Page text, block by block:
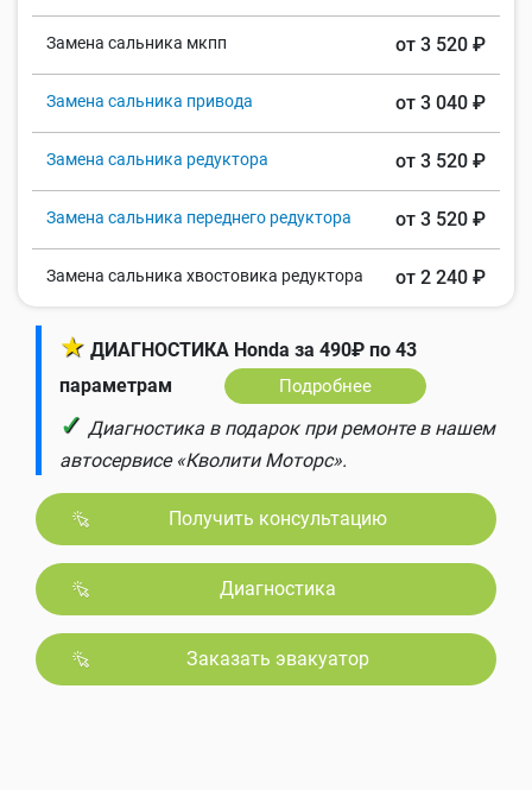
Замена сальника мкпп от 3 520 ₽
Замена сальника привода от 3 040 ₽
Замена сальника редуктора от 3 520 ₽
Замена сальника переднего редуктора от 3 520 ₽
Замена сальника хвостовика редуктора от 2 240 ₽
★ ДИАГНОСТИКА Honda за 490₽ по 43
параметрам
Подробнее
✓ Диагностика в подарок при ремонте в нашем
автосервисе «Кволити Моторс».
Получить консультацию
Диагностика
Заказать эвакуатор